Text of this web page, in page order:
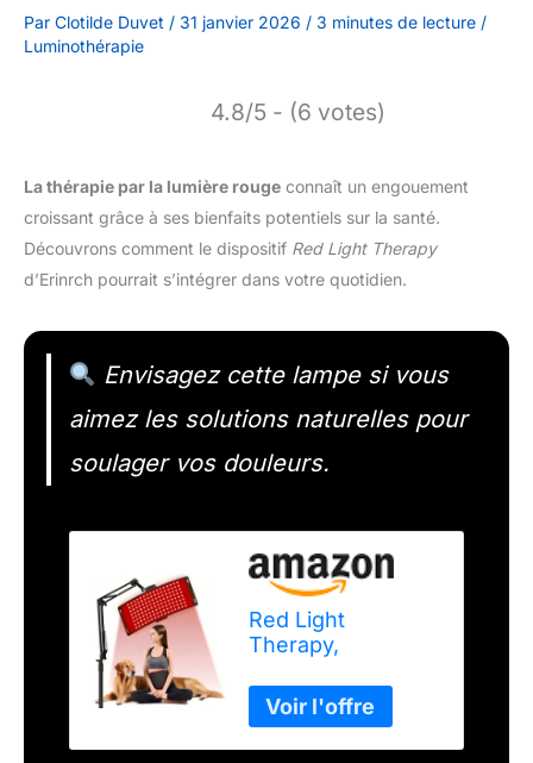
Par Clotilde Duvet / 31 janvier 2026 / 3 minutes de lecture /
Luminothérapie
4.8/5 - (6 votes)
La thérapie par la lumière rouge connaît un engouement
croissant grâce à ses bienfaits potentiels sur la santé.
Découvrons comment le dispositif Red Light Therapy
d’Erinrch pourrait s’intégrer dans votre quotidien.
Envisagez cette lampe si vous
aimez les solutions naturelles pour
soulager vos douleurs.
Red Light
Therapy,
Chips, Red Light
Therapy Lamp,
660nm Red Light